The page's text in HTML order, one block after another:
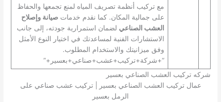
مع تركيب أنظمة تصريف المياه لمنع تجمعها والحفاظ
على جمالية المكان. كما نقدم خدمات صيانة وإصلاح
العشب الصناعي لضمان استمرارية جودته، إلى جانب
الاستشارات الفنية لمساعدتك في اختيار النوع الأمثل
وفق ميزانيتك والاستخدام المطلوب.
“+شركة+تركيب+عشب+صناعي+بعسير+”
شركه تركيب العشب الصناعي بعسير
عمال تركيب العشب الصناعي بعسير | تركيب عشب صناعي على
الرمل بعسير